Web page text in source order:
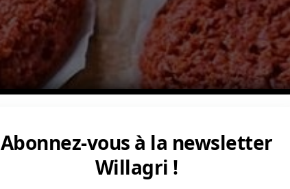
Abonnez-vous à la newsletter
Willagri !